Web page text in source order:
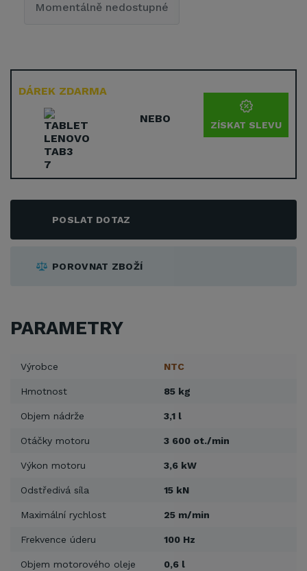
POSLAT DOTAZ
POROVNAT ZBOŽÍ
DÁREK ZDARMA
NEBO ZÍSKAT SLEVU
Momentálně nedostupné
PARAMETRY
Výrobce NTC
Hmotnost 85 kg
Objem nádrže 3,1 l
Otáčky motoru 3 600 ot./min
Výkon motoru 3,6 kW
Odstředivá síla 15 kN
Maximální rychlost 25 m/min
Frekvence úderu 100 Hz
Objem motorového oleje 0,6 l